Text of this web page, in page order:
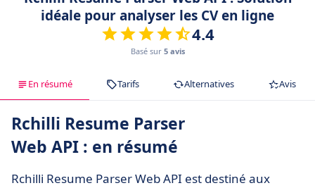
idéale pour analyser les CV en ligne
4.4
Basé sur 5 avis
En résumé Tarifs Alternatives Avis
Rchilli Resume Parser
Web API : en résumé
Rchilli Resume Parser Web API est destiné aux